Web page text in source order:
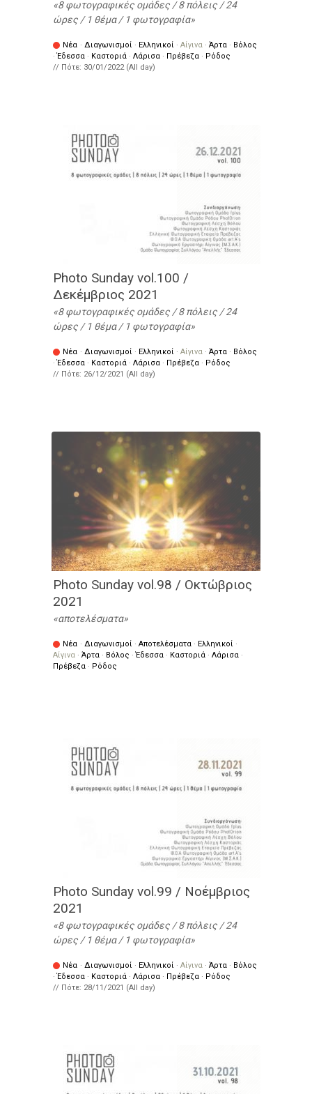
8 φωτογραφικές ομάδες / 8 πόλεις / 24
ώρες / 1 θέμα / 1 φωτογραφία
Νέα · Διαγωνισμοί · Ελληνικοί · Αίγινα · Άρτα · Βόλος
·Έδεσσα · Καστοριά · Λάρισα · Πρέβεζα · Ρόδος
// Πότε: 30/01/2022 (All day)
Photo Sunday vol.100 /
Δεκέμβριος 2021
8 φωτογραφικές ομάδες / 8 πόλεις / 24
ώρες / 1 θέμα / 1 φωτογραφία
Νέα · Διαγωνισμοί · Ελληνικοί · Αίγινα · Άρτα · Βόλος
·Έδεσσα · Καστοριά · Λάρισα · Πρέβεζα · Ρόδος
// Πότε: 26/12/2021 (All day)
Photo Sunday vol.98 / Οκτώβριος
2021
αποτελέσματα
Νέα · Διαγωνισμοί · Αποτελέσματα · Ελληνικοί ·
Αίγινα · Άρτα · Βόλος ·Έδεσσα · Καστοριά · Λάρισα ·
Πρέβεζα · Ρόδος
Photo Sunday vol.99 / Νοέμβριος
2021
8 φωτογραφικές ομάδες / 8 πόλεις / 24
ώρες / 1 θέμα / 1 φωτογραφία
Νέα · Διαγωνισμοί · Ελληνικοί · Αίγινα · Άρτα · Βόλος
·Έδεσσα · Καστοριά · Λάρισα · Πρέβεζα · Ρόδος
// Πότε: 28/11/2021 (All day)